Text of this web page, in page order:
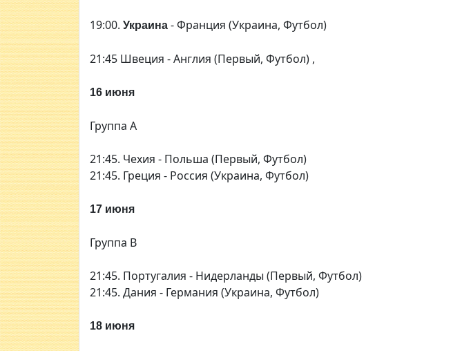
19:00. Украина - Франция (Украина, Футбол)
21:45 Швеция - Англия (Первый, Футбол) ,
16 июня
Группа А
21:45. Чехия - Польша (Первый, Футбол)
21:45. Греция - Россия (Украина, Футбол)
17 июня
Группа В
21:45. Португалия - Нидерланды (Первый, Футбол)
21:45. Дания - Германия (Украина, Футбол)
18 июня